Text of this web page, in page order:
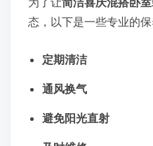
态，以下是一些专业的保
定期清洁
通风换气
避免阳光直射